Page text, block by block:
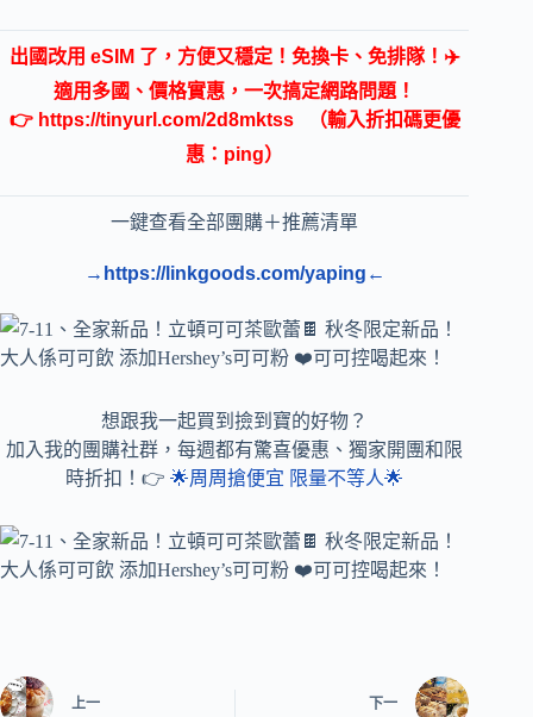
出國改用 eSIM 了，方便又穩定！免換卡、免排隊！✈️
適用多國、價格實惠，一次搞定網路問題！
👉 https://tinyurl.com/2d8mktss
（輸入折扣碼更優
惠：ping）
一鍵查看全部團購＋推薦清單
→https://linkgoods.com/yaping←
想跟我一起買到撿到寶的好物？
加入我的團購社群，每週都有驚喜優惠、獨家開團和限
時折扣！👉🌟周周搶便宜 限量不等人🌟
上一 下一